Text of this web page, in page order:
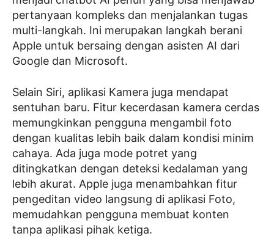
pertanyaan kompleks dan menjalankan tugas
multi-langkah. Ini merupakan langkah berani
Apple untuk bersaing dengan asisten AI dari
Google dan Microsoft.
Selain Siri, aplikasi Kamera juga mendapat
sentuhan baru. Fitur kecerdasan kamera cerdas
memungkinkan pengguna mengambil foto
dengan kualitas lebih baik dalam kondisi minim
cahaya. Ada juga mode potret yang
ditingkatkan dengan deteksi kedalaman yang
lebih akurat. Apple juga menambahkan fitur
pengeditan video langsung di aplikasi Foto,
memudahkan pengguna membuat konten
tanpa aplikasi pihak ketiga.